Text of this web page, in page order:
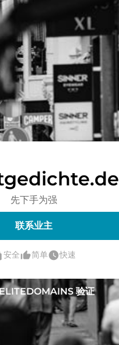
先下手为强
联系业主
安全thumb_up_alt简单watch_later快速
验证